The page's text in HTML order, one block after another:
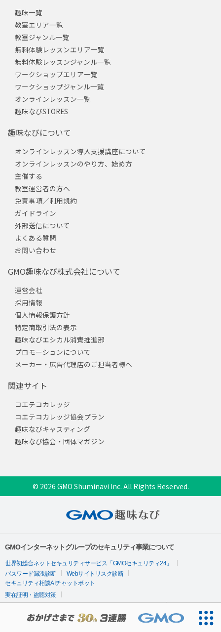
趣味一覧
教室エリア一覧
教室ジャンル一覧
無料体験レッスンエリア一覧
無料体験レッスンジャンル一覧
ワークショップエリア一覧
ワークショップジャンル一覧
オンラインレッスン一覧
趣味なびSTORES
趣味なびについて
オンラインレッスン導入支援講座について
オンラインレッスンのやり方、始め方
主催する
教室運営者の方へ
免責事項／利用規約
ガイドライン
外部送信について
よくある質問
お問い合わせ
GMO趣味なび株式会社について
運営会社
採用情報
個人情報保護方針
特定商取引法の表示
趣味なびエシカル消費推進部
プロモーションについて
メーカー・広告代理店のご担当者様へ
関連サイト
コエテコカレッジ
コエテコカレッジ協会プラン
趣味なびキャスティング
趣味なび協会・団体マガジン
© 2026 GMO Shuminavi Inc. All Rights Reserved.